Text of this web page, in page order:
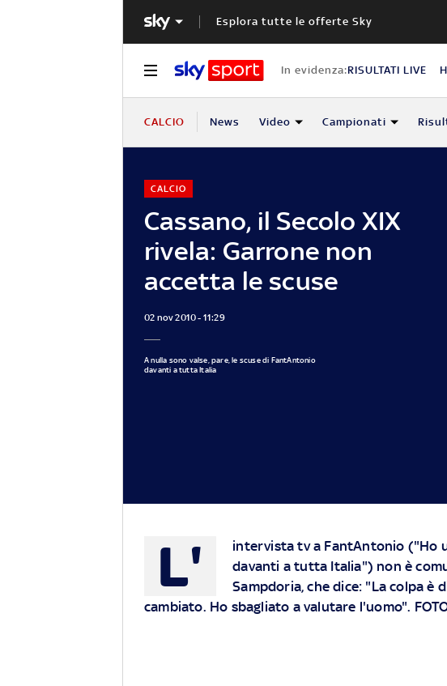
Esplora tutte le offerte Sky
In evidenza:RISULTATI LIVE
CALCIO News Video Campionati
Cassano, il Secolo XIX
rivela: Garrone non
accetta le scuse
CALCIO
02 nov 2010 - 11:29
A nulla sono valse, pare, le scuse di FantAntonio
davanti a tutta Italia
L'
intervista tv a FantAntonio ("Ho
davanti a tutta Italia") non è
Sampdoria, che dice: "La colpa è
cambiato. Ho sbagliato a valutare l'uomo".